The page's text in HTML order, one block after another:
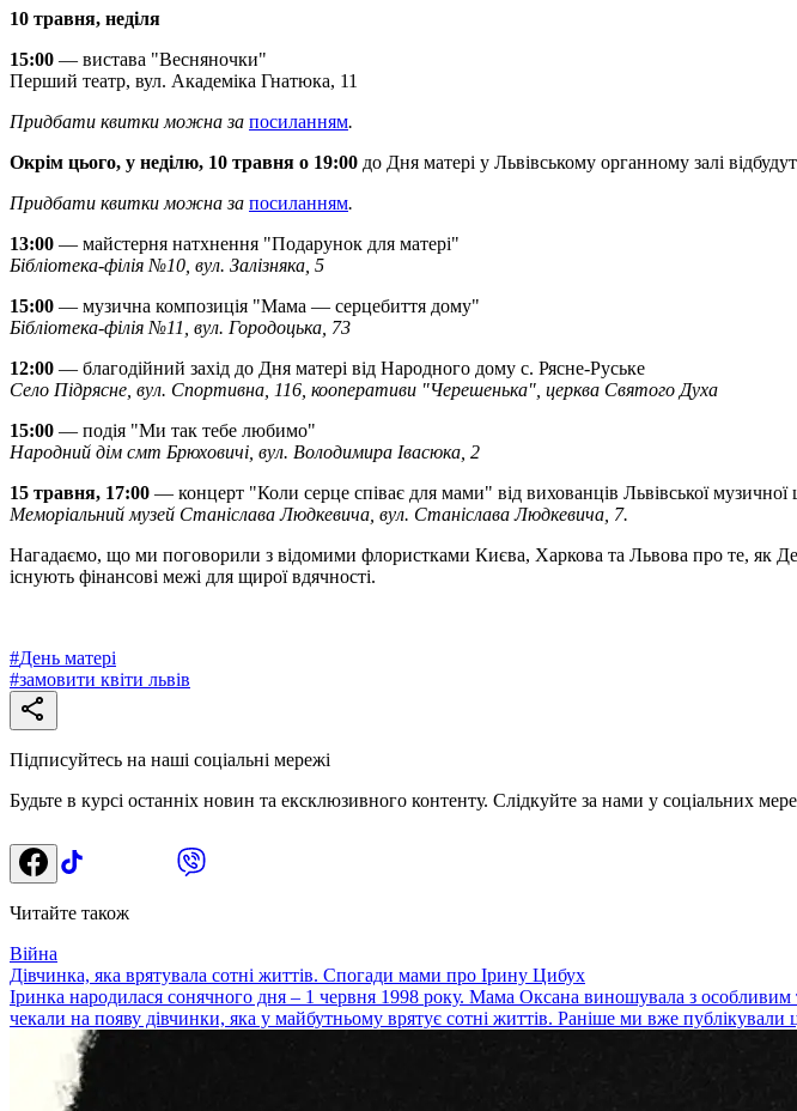
10 травня, неділя
15:00 — вистава "Весняночки"
Перший театр, вул. Академіка Гнатюка, 11
Придбати квитки можна за посиланням.
Окрім цього, у неділю, 10 травня о 19:00 до Дня матері у Львівському органному залі
Придбати квитки можна за посиланням.
13:00 — майстерня натхнення "Подарунок для матері"
Бібліотека-філія №10, вул. Залізняка, 5
15:00 — музична композиція "Мама — серцебиття дому"
Бібліотека-філія №11, вул. Городоцька, 73
12:00 — благодійний захід до Дня матері від Народного дому с. Рясне-Руське
Село Підрясне, вул. Спортивна, 116, кооперативи "Черешенька", церква Святого Духа
15:00 — подія "Ми так тебе любимо"
Народний дім смт Брюховичі, вул. Володимира Івасюка, 2
15 травня, 17:00 — концерт "Коли серце співає для мами" від вихованців Львівської
Меморіальний музей Станіслава Людкевича, вул. Станіслава Людкевича, 7.
Нагадаємо, що ми поговорили з відомими флористками Києва, Харкова та Львова про те, як
існують фінансові межі для щирої вдячності.
#День матері
#замовити квіти львів
Підписуйтесь на наші соціальні мережі
Будьте в курсі останніх новин та ексклюзивного контенту. Слідкуйте за нами у соціальних
Читайте також
Війна
Дівчинка, яка врятувала сотні життів. Спогади мами про Ірину Цибух
Іринка народилася сонячного дня – 1 червня 1998 року. Мама Оксана виношувала з
чекали на появу дівчинки, яка у майбутньому врятує сотні життів. Раніше ми вже